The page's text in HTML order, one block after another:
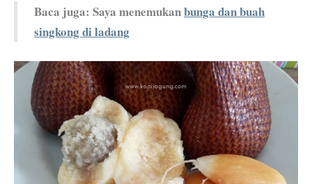
Baca juga: Saya menemukanbunga dan buah
singkong di ladang